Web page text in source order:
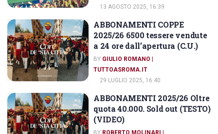
13 AGOSTO 2025, 16:39
ABBONAMENTI AS ROMA
ABBONAMENTI COPPE
2025/26 6500 tessere vendute
a 24 ore dall’apertura (C.U.)
BY GIULIO ROMANO |
TUTTOASROMA.IT
29 LUGLIO 2025, 16:40
ABBONAMENTI AS ROMA
ABBONAMENTI 2025/26 Oltre
quota 40.000. Sold out (TESTO)
(VIDEO)
BY ROBERTO MOLINARI |